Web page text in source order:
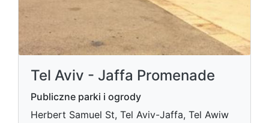
Tel Aviv - Jaffa Promenade
Publiczne parki i ogrody
Herbert Samuel St, Tel Aviv-Jaffa, Tel Awiw